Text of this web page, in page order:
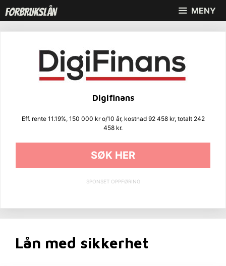
Hopp
til
innhold
MENY
Digifinans
Eff. rente 11.19%, 150 000 kr o/10 år, kostnad 92 458 kr, totalt 242
458 kr.
SØK HER
SPONSET OPPFØRING
Lån med sikkerhet